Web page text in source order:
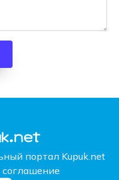
портал Kupuk.net
соглашение